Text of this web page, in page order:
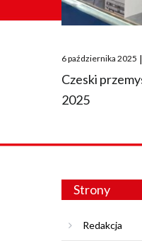
Posted
on
6 października 2025 |
Czeski
2025
Strony
Redakcja